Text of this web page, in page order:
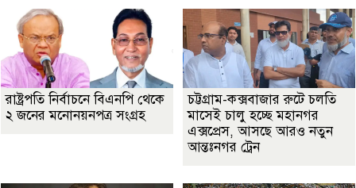
রাষ্ট্রপতি নির্বাচনে বিএনপি থেকে
২ জনের মনোনয়নপত্র সংগ্রহ
চট্টগ্রাম-কক্সবাজার রুটে চলতি
মাসেই চালু হচ্ছে মহানগর
এক্সপ্রেস, আসছে আরও নতুন
আন্তঃনগর ট্রেন